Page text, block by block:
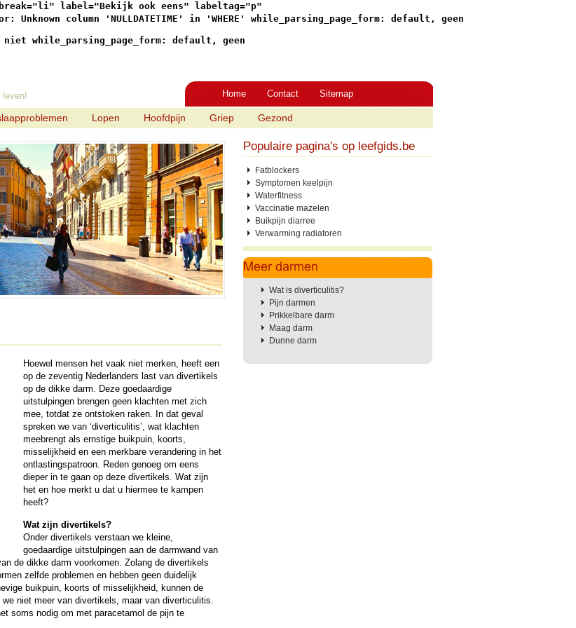
label="Bekijk ook eens" labeltag="p"
Unknown column 'NULLDATETIME' in 'WHERE' while_parsing_page_form: default, geen
while_parsing_page_form: default, geen
leven! Home Contact Sitemap
Lopen Hoofdpijn Griep Gezond
Hoewel mensen het vaak niet merken, heeft een
op de zeventig Nederlanders last van divertikels
op de dikke darm. Deze goedaardige
uitstulpingen brengen geen klachten met zich
mee, totdat ze ontstoken raken. In dat geval
spreken we van ‘diverticulitis’, wat klachten
meebrengt als ernstige buikpuin, koorts,
misselijkheid en een merkbare verandering in het
ontlastingspatroon. Reden genoeg om eens
dieper in te gaan op deze divertikels. Wat zijn
het en hoe merkt u dat u hiermee te kampen
heeft?
Wat zijn divertikels?
Onder divertikels verstaan we kleine,
goedaardige uitstulpingen aan de darmwand van
de dikke darm voorkomen. Zolang de divertikels
zelfde problemen en hebben geen duidelijk
buikpuin, koorts of misselijkheid, kunnen de
niet meer van divertikels, maar van diverticulitis.
soms nodig om met paracetamol de pijn te
Populaire pagina's op leefgids.be
Fatblockers
Symptomen keelpijn
Waterfitness
Vaccinatie mazelen
Buikpijn diarree
Verwarming radiatoren
Wat is diverticulitis?
Pijn darmen
Prikkelbare darm
Maag darm
Dunne darm